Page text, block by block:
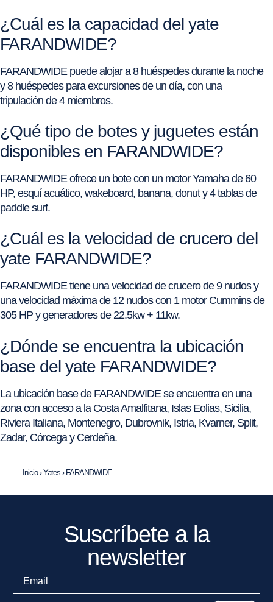
¿Cuál es la capacidad del yate
FARANDWIDE?
FARANDWIDE puede alojar a 8 huéspedes durante la noche
y 8 huéspedes para excursiones de un día, con una
tripulación de 4 miembros.
¿Qué tipo de botes y juguetes están
disponibles en FARANDWIDE?
FARANDWIDE ofrece un bote con un motor Yamaha de 60
HP, esquí acuático, wakeboard, banana, donut y 4 tablas de
paddle surf.
¿Cuál es la velocidad de crucero del
yate FARANDWIDE?
FARANDWIDE tiene una velocidad de crucero de 9 nudos y
una velocidad máxima de 12 nudos con 1 motor Cummins de
305 HP y generadores de 22.5kw + 11kw.
¿Dónde se encuentra la ubicación
base del yate FARANDWIDE?
La ubicación base de FARANDWIDE se encuentra en una
zona con acceso a la Costa Amalfitana, Islas Eolias, Sicilia,
Riviera Italiana, Montenegro, Dubrovnik, Istria, Kvarner, Split,
Zadar, Córcega y Cerdeña.
Inicio›Yates › FARANDWIDE
Suscríbete a la
newsletter